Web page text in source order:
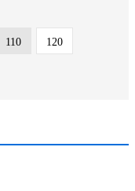
110 120